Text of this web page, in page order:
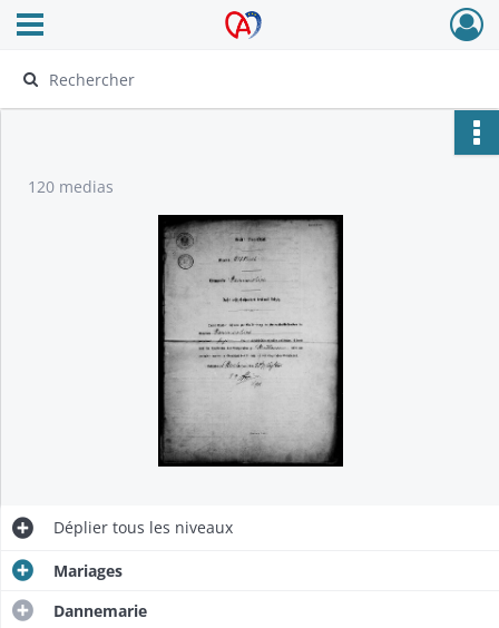
Archives Alsace - Colmar
Ouvrir le menu déroulant
120 medias
Déplier tous les niveaux
Mariages
Dannemarie